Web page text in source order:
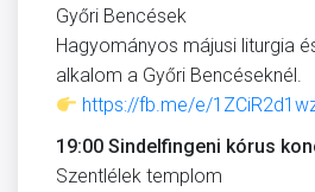
Győri Bencések
Hagyományos májusi liturgia
alkalom a Győri Bencéseknél.
https://fb.me/e/
19:00 Sindelfingeni kórus
Szentlélek templom